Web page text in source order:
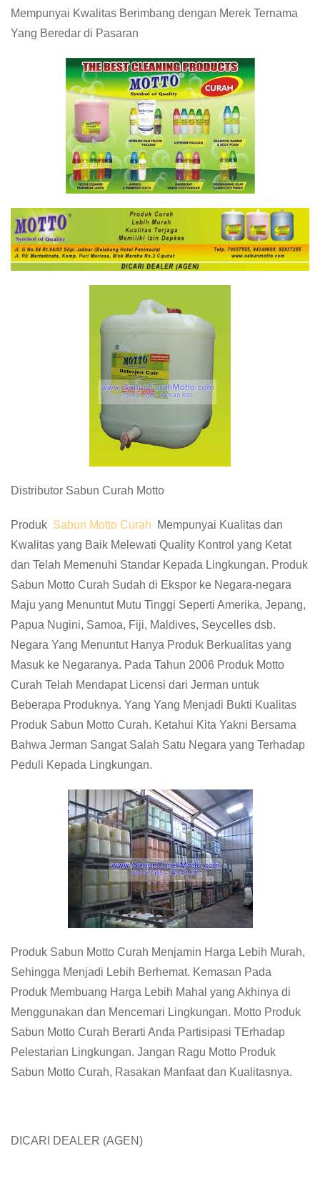
Mempunyai Kwalitas Berimbang dengan Merek Ternama
Yang Beredar di Pasaran
Distributor Sabun Curah Motto
Produk Sabun Motto Curah
Mempunyai Kualitas dan
Kwalitas yang Baik Melewati Quality Kontrol yang Ketat
dan Telah Memenuhi Standar Kepada Lingkungan. Produk
Sabun Motto Curah Sudah di Ekspor ke Negara-negara
Maju yang Menuntut Mutu Tinggi Seperti Amerika, Jepang,
Papua Nugini, Samoa, Fiji, Maldives, Seycelles dsb.
Negara Yang Menuntut Hanya Produk Berkualitas yang
Masuk ke Negaranya. Pada Tahun 2006 Produk Motto
Curah Telah Mendapat Licensi dari Jerman untuk
Beberapa Produknya. Yang Yang Menjadi Bukti Kualitas
Produk Sabun Motto Curah. Ketahui Kita Yakni Bersama
Bahwa Jerman Sangat Salah Satu Negara yang Terhadap
Peduli Kepada Lingkungan.
Produk Sabun Motto Curah Menjamin Harga Lebih Murah,
Sehingga Menjadi Lebih Berhemat. Kemasan Pada
Produk Membuang Harga Lebih Mahal yang Akhinya di
Menggunakan dan Mencemari Lingkungan. Motto Produk
Sabun Motto Curah Berarti Anda Partisipasi TErhadap
Pelestarian Lingkungan. Jangan Ragu Motto Produk
Sabun Motto Curah, Rasakan Manfaat dan Kualitasnya.
DICARI DEALER (AGEN)